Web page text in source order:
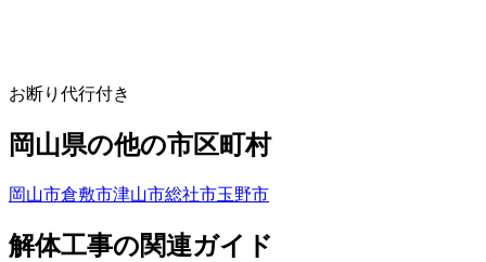
お断り代行付き
岡山県の他の市区町村
岡山市倉敷市津山市総社市玉野市
解体工事の関連ガイド